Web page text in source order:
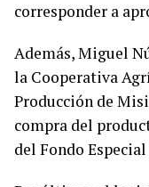
corresponder a
Además, Miguel
la Cooperativa
Producción de
compra del
del Fondo Especial